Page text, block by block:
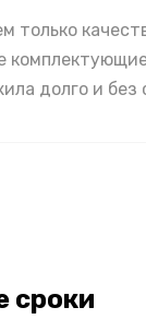
только
долго и без
сроки